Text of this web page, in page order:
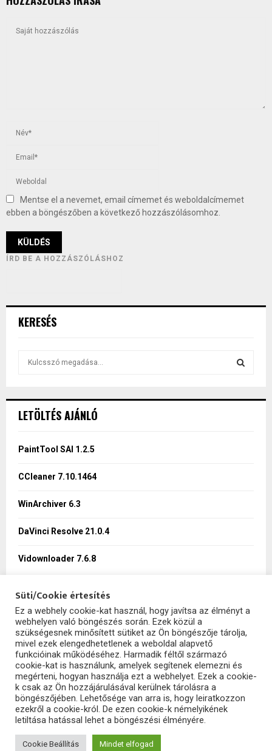
Mentse el a nevemet, email címemet és weboldalcímemet
ebben a böngészőben a következő hozzászólásomhoz.
ÍRD BE A HOZZÁSZÓLÁSHOZ
KERESÉS
h
o
:
LETÖLTÉS AJÁNLÓ
PaintTool SAI 1.2.5
CCleaner 7.10.1464
WinArchiver 6.3
DaVinci Resolve 21.0.4
Vidownloader 7.6.8
SzoftHub
2025 - szofthub.hu. All Right Reserved.
Süti/Cookie értesítés
Ez a webhely cookie-kat használ, hogy javítsa az élményt a
webhelyen való böngészés során. Ezek közül a
szükségesnek minősített sütiket az Ön böngészője tárolja,
mivel ezek elengedhetetlenek a weboldal alapvető
funkcióinak működéséhez. Harmadik féltől származó
cookie-kat is használunk, amelyek segítenek elemezni és
megérteni, hogyan használja ezt a webhelyet. Ezek a cookie-
k csak az Ön hozzájárulásával kerülnek tárolásra a
böngészőjében. Lehetősége van arra is, hogy leiratkozzon
ezekről a cookie-król. De ezen cookie-k némelyikének
letiltása hatással lehet a böngészési élményére.
Cookie Beállítás Mindet elfogad